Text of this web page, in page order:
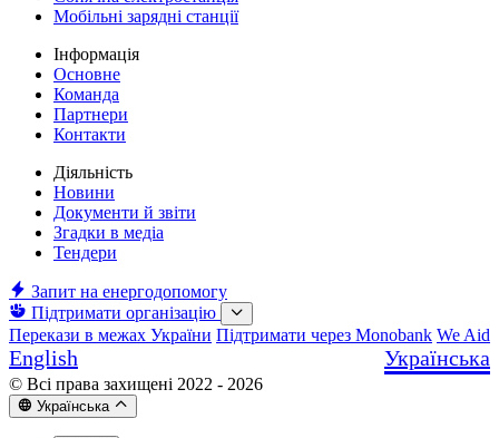
Мобільні зарядні станції
Інформація
Основне
Команда
Партнери
Контакти
Діяльність
Новини
Документи й звіти
Згадки в медіа
Тендери
Запит на енергодопомогу
Підтримати організацію
Перекази в межах України Підтримати через Monobank We Aid
English Українська
© Всі права захищені 2022 - 2026
Українська